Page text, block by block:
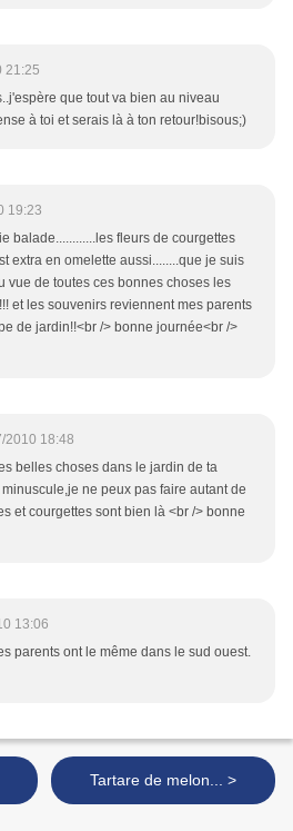
21:25
que tout va bien au niveau
à toi et serais là à ton retour!bisous;)
19:23
balade............les fleurs de courgettes
extra en omelette aussi........que je suis
vue de toutes ces bonnes choses les
et les souvenirs reviennent mes parents
de jardin!!<br /> bonne journée<br />
2010 18:48
belles choses dans le jardin de ta
ne peux pas faire autant de
et courgettes sont bien là <br /> bonne
13:06
parents ont le même dans le sud ouest.
Tartare de melon... >